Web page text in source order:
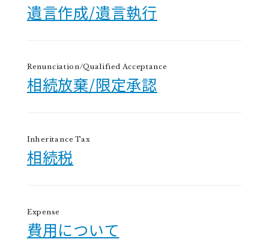
遺言作成/遺言執行
Renunciation/Qualified Acceptance
相続放棄/限定承認
Inheritance Tax
相続税
Expense
費用について